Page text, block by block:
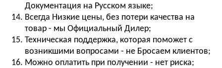
Документация на Русском языке;
Всегда Низкие цены, без потери качества на
товар - мы Официальный Дилер;
Техническая поддержка, которая поможет с
возникшими вопросами - не Бросаем клиентов;
Можно оплатить при получении - нет риска;